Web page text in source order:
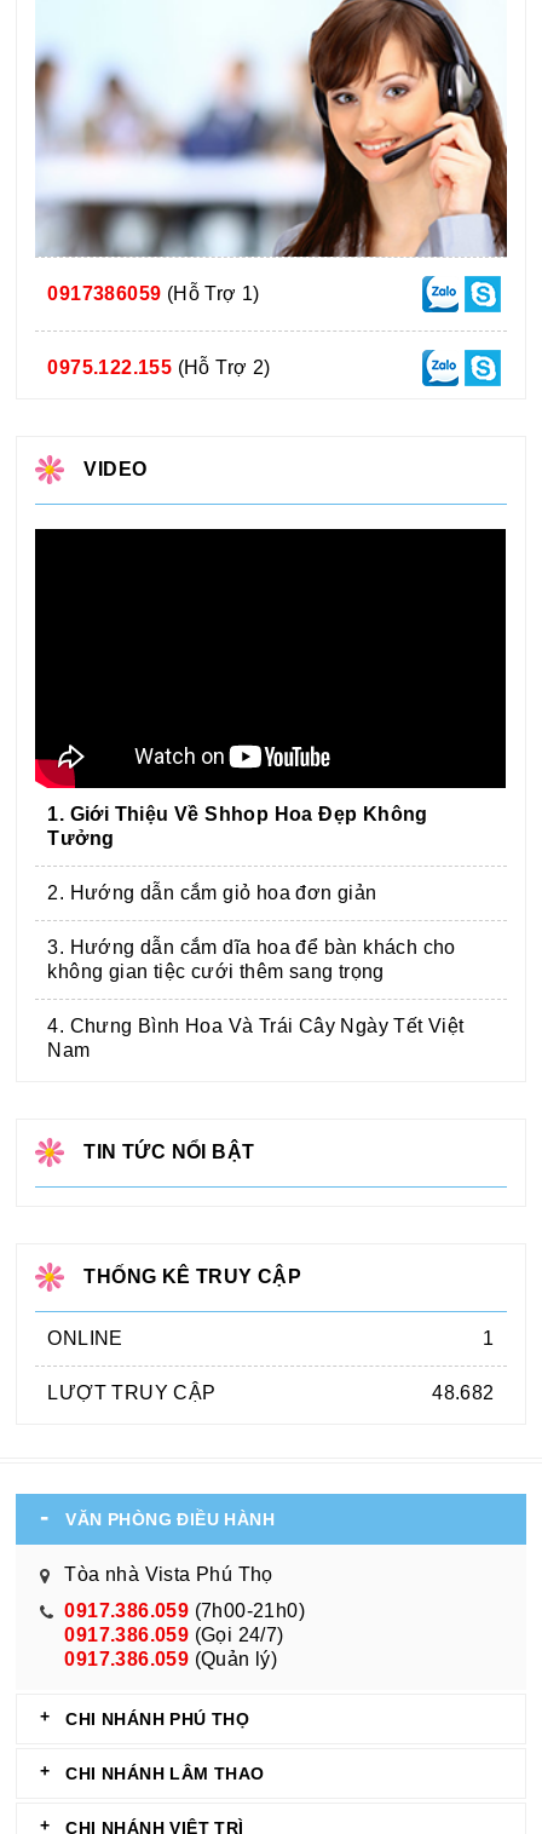
0917386059 (Hỗ Trợ 1)
0975.122.155 (Hỗ Trợ 2)
VIDEO
1. Giới Thiệu Về Shhop Hoa Đẹp Không
Tưởng
2. Hướng dẫn cắm giỏ hoa đơn giản
3. Hướng dẫn cắm dĩa hoa để bàn khách cho
không gian tiệc cưới thêm sang trọng
4. Chưng Bình Hoa Và Trái Cây Ngày Tết Việt
Nam
TIN TỨC NỔI BẬT
THỐNG KÊ TRUY CẬP
ONLINE 1
LƯỢT TRUY CẬP 48.682
VĂN PHÒNG ĐIỀU HÀNH
Tòa nhà Vista Phú Thọ
0917.386.059 (7h00-21h0)
0917.386.059 (Gọi 24/7)
0917.386.059 (Quản lý)
CHI NHÁNH PHÚ THỌ
CHI NHÁNH LÂM THAO
CHI NHÁNH VIỆT TRÌ